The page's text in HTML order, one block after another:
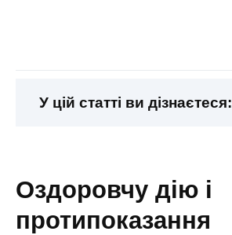
У цій статті ви дізнаєтеся:
оздоровчу дію і
протипоказання